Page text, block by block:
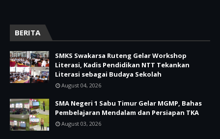
BERITA
SMKS Swakarsa Ruteng Gelar Workshop
Literasi, Kadis Pendidikan NTT Tekankan
Literasi sebagai Budaya Sekolah
August 04, 2026
SMA Negeri 1 Sabu Timur Gelar MGMP, Bahas
Pembelajaran Mendalam dan Persiapan TKA
August 03, 2026